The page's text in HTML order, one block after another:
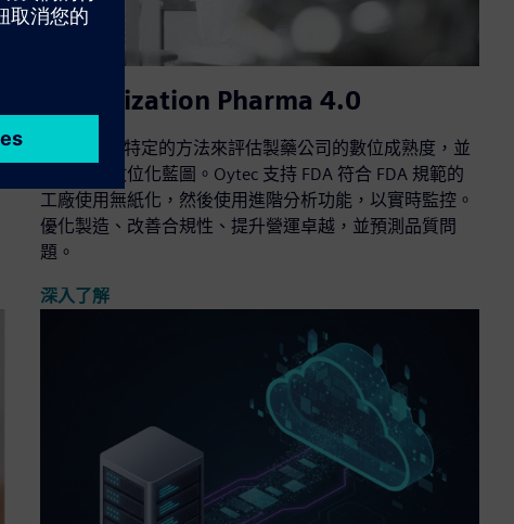
Digitalization Pharma 4.0
Oytec 根據特定的方法來評估製藥公司的數位成熟度，並
定義戰略數位化藍圖。Oytec 支持 FDA 符合 FDA 規範的
工廠使用無紙化，然後使用進階分析功能，以實時監控。
優化製造、改善合規性、提升營運卓越，並預測品質問
題。
深入了解